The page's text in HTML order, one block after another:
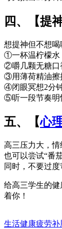
四、【提
想提神但不想喝
①一杯温柠檬水
②嚼几颗无糖口
③用薄荷精油擦
④闭眼冥想2分
⑤听一段节奏明
五、【心
高三压力大，情
也可以尝试“番
同时，不要过
给高三学生的
着你！
生活健康疲劳补